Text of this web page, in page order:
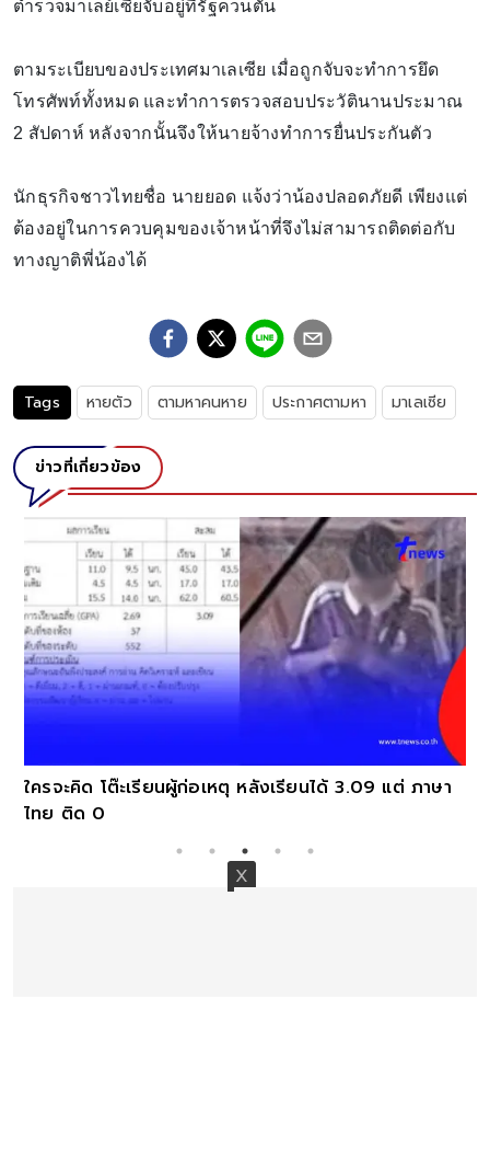
ตำรวจมาเลย์เซียจับอยู่ที่รัฐควนตัน
ตามระเบียบของประเทศมาเลเซีย เมื่อถูกจับจะทำการยึด
โทรศัพท์ทั้งหมด และทำการตรวจสอบประวัตินานประมาณ
2 สัปดาห์ หลังจากนั้นจึงให้นายจ้างทำการยื่นประกันตัว
นักธุรกิจชาวไทยชื่อ นายยอด แจ้งว่าน้องปลอดภัยดี เพียงแต่
ต้องอยู่ในการควบคุมของเจ้าหน้าที่จึงไม่สามารถติดต่อกับ
ทางญาติพี่น้องได้
Tags หายตัว ตามหาคนหาย ประกาศตามหา มาเลเซีย
ข่าวที่เกี่ยวข้อง
ใครจะคิด โต๊ะเรียนผู้ก่อเหตุ หลังเรียนได้ 3.09 แต่ ภาษา
ไทย ติด 0